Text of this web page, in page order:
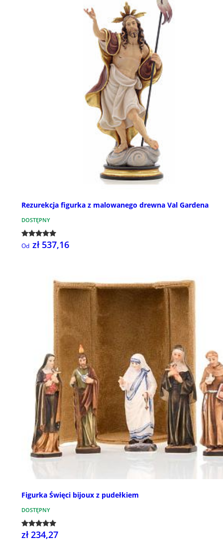
Rezurekcja figurka z malowanego drewna Val Gardena
DOSTĘPNY
Od zł 537,16
Figurka Święci bijoux z pudełkiem
DOSTĘPNY
zł 234,27